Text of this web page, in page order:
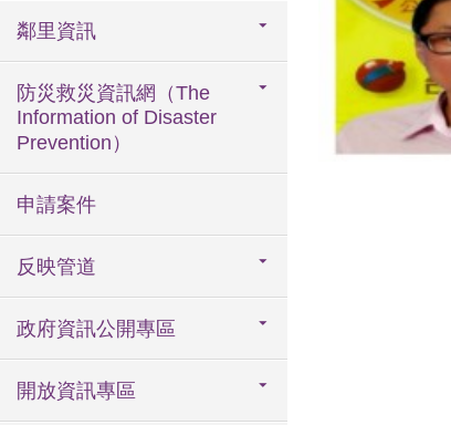
鄰里資訊
防災救災資訊網（The
Information of Disaster
Prevention）
申請案件
反映管道
政府資訊公開專區
開放資訊專區